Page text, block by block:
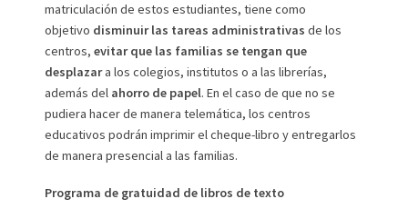
matriculación de estos estudiantes, tiene como
objetivo disminuir las tareas administrativas de los
centros, evitar que las familias se tengan que
desplazara los colegios, institutos o a las librerías,
además del ahorro de papel. En el caso de que no se
pudiera hacer de manera telemática, los centros
educativos podrán imprimir el cheque-libro y entregarlos
de manera presencial a las familias.
Programa de gratuidad de libros de texto